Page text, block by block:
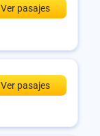
Ver pasajes
Ver pasajes